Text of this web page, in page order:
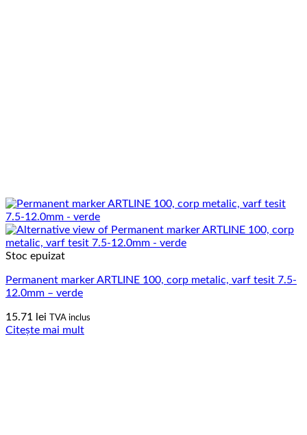
Stoc epuizat
Permanent marker ARTLINE 100, corp metalic, varf tesit 7.5-
12.0mm – verde
15.71 lei TVA inclus
Citește mai mult